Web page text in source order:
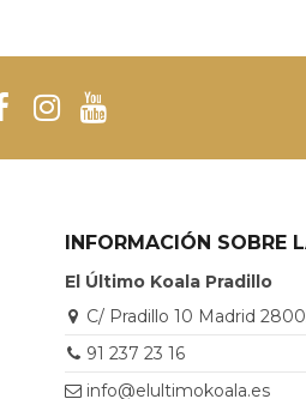
INFORMACIÓN SOBRE
El Último Koala Pradillo
C/ Pradillo 10 Madrid
91 237 23 16
info@elultimokoala.es